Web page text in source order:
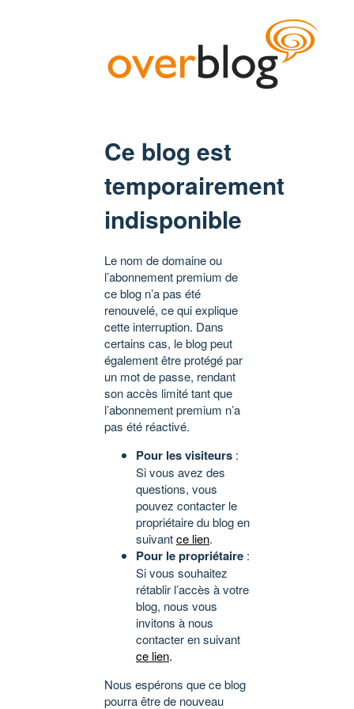
Ce blog est
temporairement
indisponible
Le nom de domaine ou
l’abonnement premium de
ce blog n’a pas été
renouvelé, ce qui explique
cette interruption. Dans
certains cas, le blog peut
également être protégé par
un mot de passe, rendant
son accès limité tant que
l’abonnement premium n’a
pas été réactivé.
Pour les visiteurs :
Si vous avez des
questions, vous
pouvez contacter le
propriétaire du blog en
suivantce lien.
Pour le propriétaire :
Si vous souhaitez
rétablir l’accès à votre
blog, nous vous
invitons à nous
contacter en suivant
ce lien.
Nous espérons que ce blog
pourra être de nouveau